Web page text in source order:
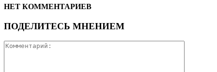
НЕТ КОММЕНТАРИЕВ
ПОДЕЛИТЕСЬ МНЕНИЕМ